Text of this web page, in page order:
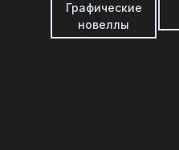
Графические
новеллы